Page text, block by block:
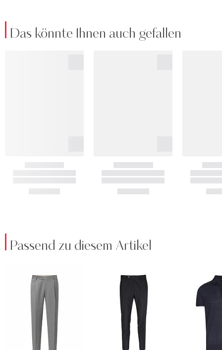
Das könnte Ihnen auch gefallen
Passend zu diesem Artikel